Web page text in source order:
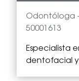
Odontóloga -
50001613
Especialista
dentofacial